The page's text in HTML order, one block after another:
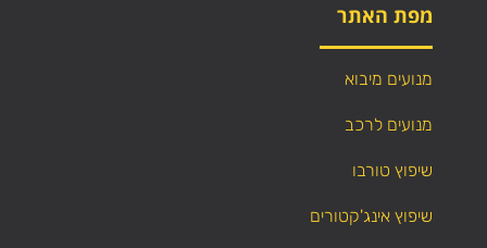
מפת האתר
מנועים מיבוא
מנועים לרכב
שיפוץ טורבו
שיפוץ אינג'קטורים